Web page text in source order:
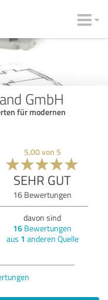
GmbH
für modernen
5,00von 5
SEHR GUT
16 Bewertungen
davon sind
16 Bewertungen
aus 1 anderen Quelle